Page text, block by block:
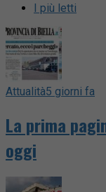
I più letti
Attualità5 giorni fa
La prima
oggi